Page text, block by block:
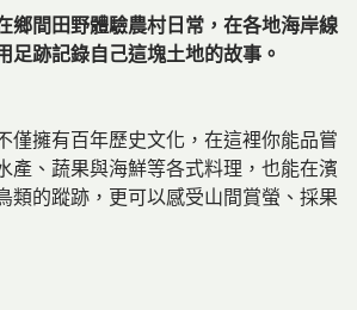
鄉間田野體驗農村日常，在各地海岸線
足跡記錄自己這塊土地的故事。
僅擁有百年歷史文化，在這裡你能品嘗
產、蔬果與海鮮等各式料理，也能在濱
類的蹤跡，更可以感受山間賞螢、採果